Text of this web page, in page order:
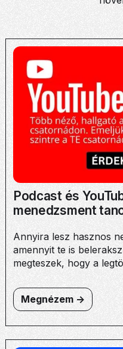
Podcast és
menedzsment
Annyira lesz hasznos
amennyit te is
megteszek, hogy a
Megnézem ->